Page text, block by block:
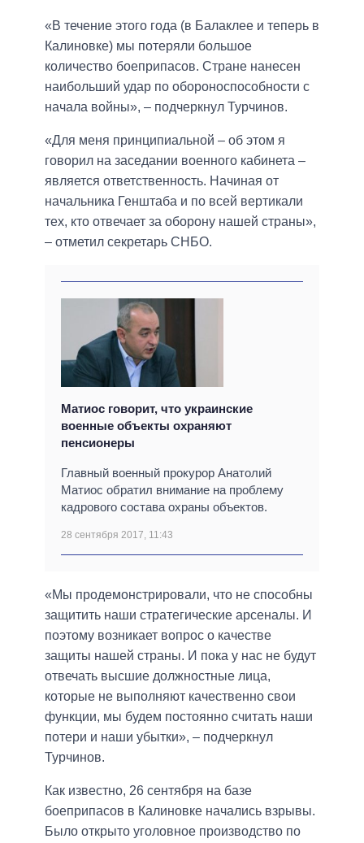
«В течение этого года (в Балаклее и теперь в
Калиновке) мы потеряли большое
количество боеприпасов. Стране нанесен
наибольший удар по обороноспособности с
начала войны», – подчеркнул Турчинов.
«Для меня принципиальной – об этом я
говорил на заседании военного кабинета –
является ответственность. Начиная от
начальника Генштаба и по всей вертикали
тех, кто отвечает за оборону нашей страны»,
– отметил секретарь СНБО.
Матиос говорит, что украинские
военные объекты охраняют
пенсионеры
Главный военный прокурор Анатолий
Матиос обратил внимание на проблему
кадрового состава охраны объектов.
28 сентября 2017, 11:43
«Мы продемонстрировали, что не способны
защитить наши стратегические арсеналы. И
поэтому возникает вопрос о качестве
защиты нашей страны. И пока у нас не будут
отвечать высшие должностные лица,
которые не выполняют качественно свои
функции, мы будем постоянно считать наши
потери и наши убытки», – подчеркнул
Турчинов.
Как известно, 26 сентября на базе
боеприпасов в Калиновке начались взрывы.
Было открыто уголовное производство по